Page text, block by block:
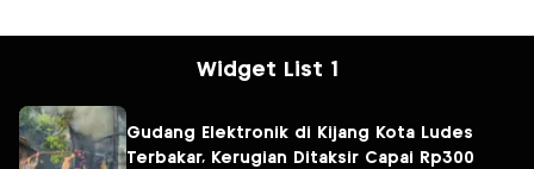
Widget List 1
Gudang Elektronik di Kijang Kota Ludes
Terbakar, Kerugian Ditaksir Capai Rp300